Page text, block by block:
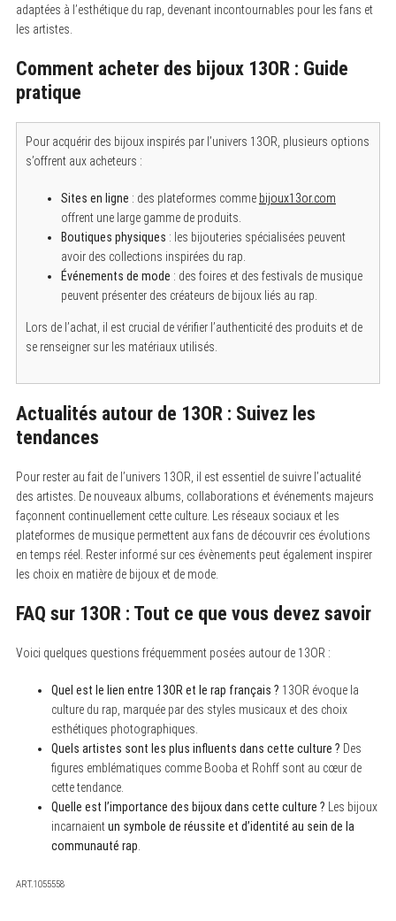
adaptées à l’esthétique du rap, devenant incontournables pour les fans et
les artistes.
Comment acheter des bijoux 13OR : Guide
pratique
Pour acquérir des bijoux inspirés par l’univers 13OR, plusieurs options
s’offrent aux acheteurs :
Sites en ligne : des plateformes comme bijoux13or.com
offrent une large gamme de produits.
Boutiques physiques : les bijouteries spécialisées peuvent
avoir des collections inspirées du rap.
Événements de mode : des foires et des festivals de musique
peuvent présenter des créateurs de bijoux liés au rap.
Lors de l’achat, il est crucial de vérifier l’authenticité des produits et de
se renseigner sur les matériaux utilisés.
Actualités autour de 13OR : Suivez les
tendances
Pour rester au fait de l’univers 13OR, il est essentiel de suivre l’actualité
des artistes. De nouveaux albums, collaborations et événements majeurs
façonnent continuellement cette culture. Les réseaux sociaux et les
plateformes de musique permettent aux fans de découvrir ces évolutions
en temps réel. Rester informé sur ces évènements peut également inspirer
les choix en matière de bijoux et de mode.
FAQ sur 13OR : Tout ce que vous devez savoir
Voici quelques questions fréquemment posées autour de 13OR :
Quel est le lien entre 13OR et le rap français ? 13OR évoque la
culture du rap, marquée par des styles musicaux et des choix
esthétiques photographiques.
Quels artistes sont les plus influents dans cette culture ? Des
figures emblématiques comme Booba et Rohff sont au cœur de
cette tendance.
Quelle est l’importance des bijoux dans cette culture ? Les bijoux
incarnaientun symbole de réussite et d’identité au sein de la
communauté rap.
ART.1055558
e
a
h
o
r